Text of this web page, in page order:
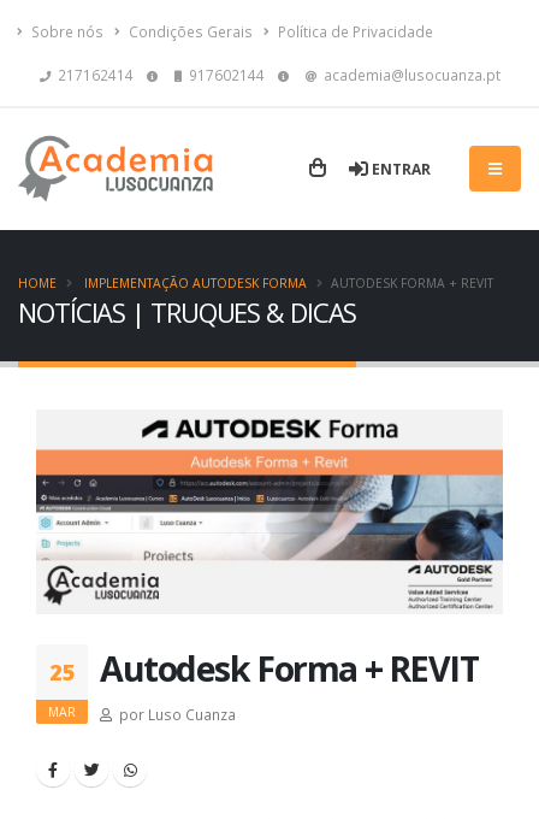
Sobre nós Condições Gerais Política de Privacidade
217162414 917602144 academia@lusocuanza.pt
ENTRAR
NOTÍCIAS | TRUQUES & DICAS
HOME IMPLEMENTAÇÃO AUTODESK FORMA AUTODESK FORMA + REVIT
25
MAR
Autodesk Forma + REVIT
por Luso Cuanza